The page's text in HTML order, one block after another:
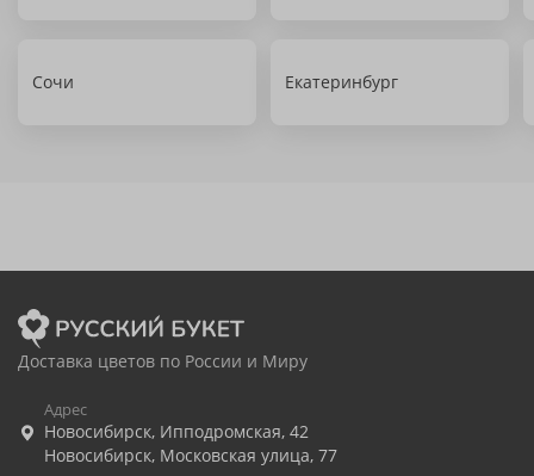
Сочи Екатеринбург
Доставка цветов по России и Миру
Адрес
Новосибирск, Ипподромская, 42
Новосибирск, Московская улица, 77